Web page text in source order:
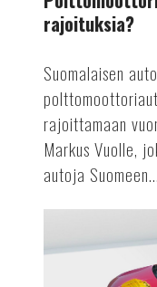
rajoituksia?
Suomalaisen
rajoittamaan
Markus Vuolle,
autoja Suomeen...
Vuoden